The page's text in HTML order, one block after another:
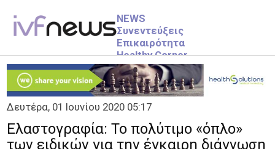
NEWS
Συνεντεύξεις
Επικαιρότητα
Healthy Corner
Videos
ΥΠΟΓΟΝΙΜΟΤΗΤΑ
Info
Γυναικεία
Ανδρική
Ανεξήγητη Υπογονιμότητα
Δευτέρα, 01 Ιουνίου 2020 05:17
Ελαστογραφία: Το πολύτιμο «όπλο»
των ειδικών για την έγκαιρη διάγνωση